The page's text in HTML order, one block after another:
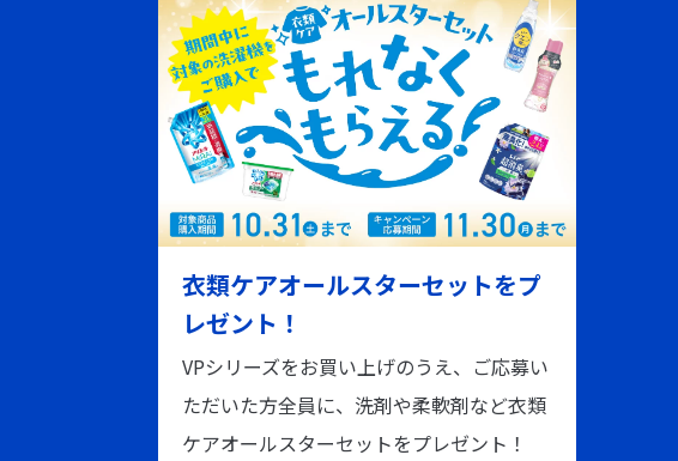
衣類ケアオールスターセットをプ
レゼント！
VPシリーズをお買い上げのうえ、ご応募い
ただいた方全員に、洗剤や柔軟剤など衣類
ケアオールスターセットをプレゼント！